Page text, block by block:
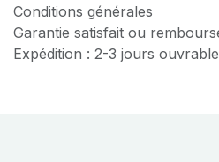
Conditions générales
Garantie satisfait ou
Expédition : 2-3 jours